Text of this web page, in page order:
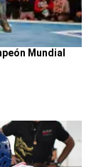
Mundial